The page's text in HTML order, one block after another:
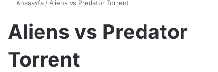
Anasayfa / Aliens vs Predator Torrent
Aliens vs Predator
Torrent